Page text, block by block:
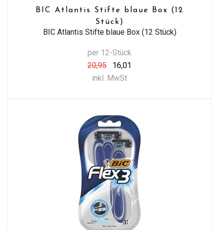
BIC Atlantis Stifte blaue Box (12
Stück)
BIC Atlantis Stifte blaue Box (12 Stück)
per 12-Stück
20,95
16,01
inkl. MwSt